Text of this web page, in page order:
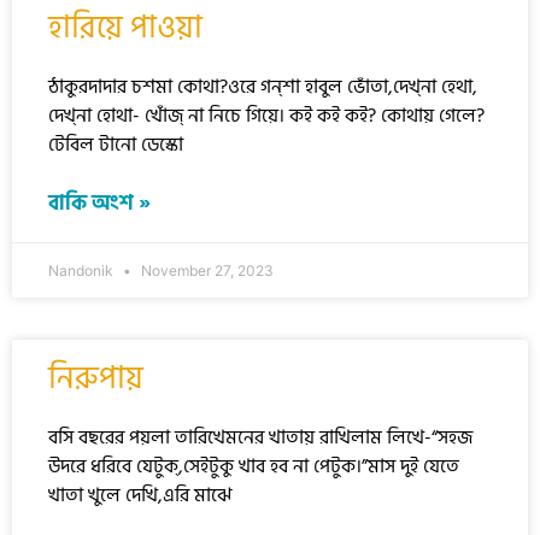
হারিয়ে পাওয়া
ঠাকুরদাদার চশমা কোথা?ওরে গন্‌শা হাবুল ভোঁতা,দেখ্‌না হেথা,
দেখ্‌না হোথা- খোঁজ্ না নিচে গিয়ে। কই কই কই? কোথায় গেলে?
টেবিল টানো ডেস্কো
বাকি অংশ »
Nandonik November 27, 2023
নিরুপায়
বসি বছরের পয়লা তারিখেমনের খাতায় রাখিলাম লিখে-“সহজ
উদরে ধরিবে যেটুক্,সেইটুকু খাব হব না পেটুক।”মাস দুই যেতে
খাতা খুলে দেখি,এরি মাঝে